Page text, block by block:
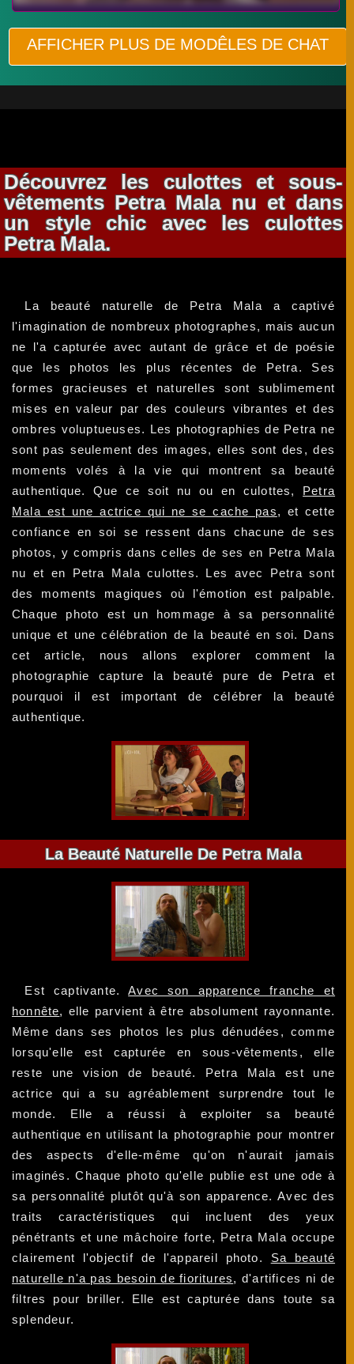
AFFICHER PLUS DE MODÊLES DE CHAT
Découvrez les culottes et sous-
vêtements Petra Mala nu et dans
un style chic avec les culottes
Petra Mala.
La beauté naturelle de Petra Mala a captivé
l'imagination de nombreux photographes, mais aucun
ne l'a capturée avec autant de grâce et de poésie
que les photos les plus récentes de Petra. Ses
formes gracieuses et naturelles sont sublimement
mises en valeur par des couleurs vibrantes et des
ombres voluptueuses. Les photographies de Petra ne
sont pas seulement des images, elles sont des, des
moments volés à la vie qui montrent sa beauté
authentique. Que ce soit nu ou en culottes, Petra
Mala est une actrice qui ne se cache pas, et cette
confiance en soi se ressent dans chacune de ses
photos, y compris dans celles de ses en Petra Mala
nu et en Petra Mala culottes. Les avec Petra sont
des moments magiques où l'émotion est palpable.
Chaque photo est un hommage à sa personnalité
unique et une célébration de la beauté en soi. Dans
cet article, nous allons explorer comment la
photographie capture la beauté pure de Petra et
pourquoi il est important de célébrer la beauté
authentique.
La Beauté Naturelle De Petra Mala
Est captivante.Avec son apparence franche et
honnête, elle parvient à être absolument rayonnante.
Même dans ses photos les plus dénudées, comme
lorsqu'elle est capturée en sous-vêtements, elle
reste une vision de beauté. Petra Mala est une
actrice qui a su agréablement surprendre tout le
monde. Elle a réussi à exploiter sa beauté
authentique en utilisant la photographie pour montrer
des aspects d'elle-même qu'on n'aurait jamais
imaginés. Chaque photo qu'elle publie est une ode à
sa personnalité plutôt qu'à son apparence. Avec des
traits caractéristiques qui incluent des yeux
pénétrants et une mâchoire forte, Petra Mala occupe
clairement l'objectif de l'appareil photo. Sa beauté
naturelle n'a pas besoin de fioritures, d'artifices ni de
filtres pour briller. Elle est capturée dans toute sa
splendeur.